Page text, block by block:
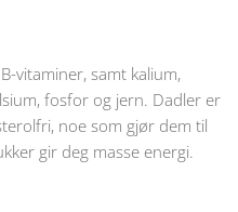
vitaminer, samt kalium,
fosfor og jern. Dadler er
noe som gjør dem til
gir deg masse energi.